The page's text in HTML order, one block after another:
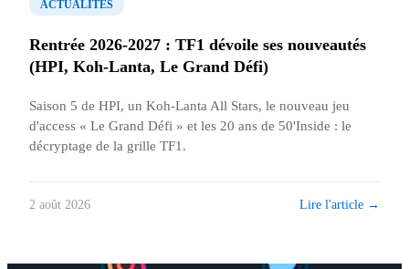
ACTUALITÉS
Rentrée 2026-2027 : TF1 dévoile ses nouveautés
(HPI, Koh-Lanta, Le Grand Défi)
Saison 5 de HPI, un Koh-Lanta All Stars, le nouveau jeu
d'access « Le Grand Défi » et les 20 ans de 50'Inside : le
décryptage de la grille TF1.
2 août 2026 Lire l'article →